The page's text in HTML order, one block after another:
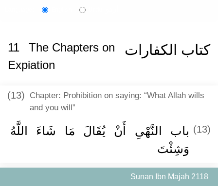
كتاب الكفارات 11
The Chapters on
Expiation
(13) Chapter: Prohibition on saying: “What Allah wills
and you will”
(13) باب النَّهْىِ أَنْ يُقَالَ مَا شَاءَ اللَّهُ
وَشِئْتَ
Sunan Ibn Majah 2118